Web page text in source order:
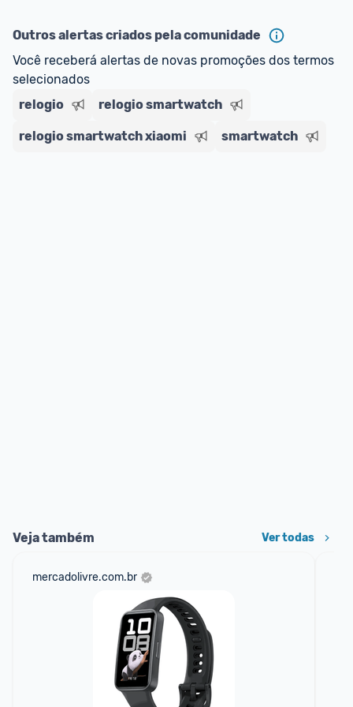
E lembre-se: você sempre pode contar ajuda da
comunidade para tirar dúvidas ou acionar os
nossos Admins marcando
comentário ou através do Fale com o Promobit.
Outros alertas criados pela comunidade
Você receberá alertas de novas promoções dos termos
selecionados
relogio
relogio smartwatch
relogio smartwatch xiaomi smartwatch
Veja também Ver todas
mercadolivre.com.br